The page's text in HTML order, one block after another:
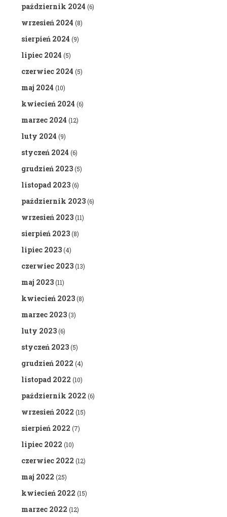
październik 2024 (6)
wrzesień 2024 (8)
sierpień 2024 (9)
lipiec 2024 (5)
czerwiec 2024 (5)
maj 2024 (10)
kwiecień 2024 (6)
marzec 2024 (12)
luty 2024 (9)
styczeń 2024 (6)
grudzień 2023(5)
listopad 2023(6)
październik 2023(6)
wrzesień 2023(11)
sierpień 2023(8)
lipiec 2023(4)
czerwiec 2023(13)
maj 2023(11)
kwiecień 2023(8)
marzec 2023(3)
luty 2023(6)
styczeń 2023(5)
grudzień 2022 (4)
listopad 2022 (10)
październik 2022 (6)
wrzesień 2022 (15)
sierpień 2022 (7)
lipiec 2022 (10)
czerwiec 2022 (12)
maj 2022 (25)
kwiecień 2022 (15)
marzec 2022 (12)